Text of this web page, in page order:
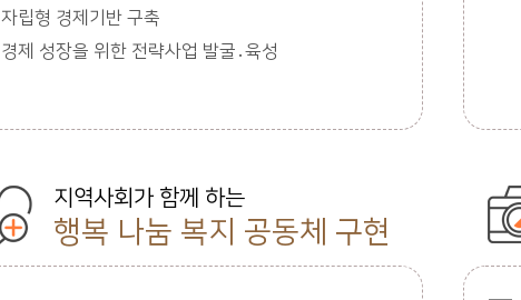
자립형 경제기반 구축
경제 성장을 위한 전략사업 발굴․육성
지역사회가 함께 하는
행복 나눔 복지 공동체 구현